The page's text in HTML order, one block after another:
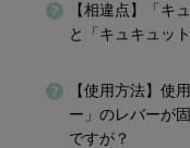
【相違点】「キ
と「キュキュッ
【使用方法】使
ー」のレバーが
ですが？